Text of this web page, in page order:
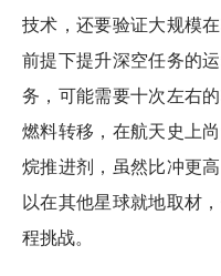
技术，还要验证大规模
前提下提升深空任务的
务，可能需要十次左右
燃料转移，在航天史上
烷推进剂，虽然比冲更
以在其他星球就地取材
程挑战。